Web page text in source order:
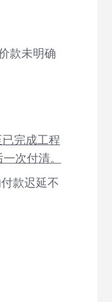
款未明确
已完成工程
一次付清。
款迟延不